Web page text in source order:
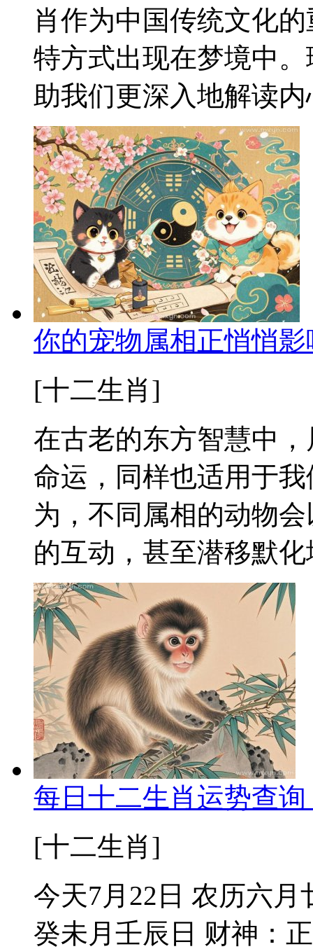
肖作为中国传统文化
特方式出现在梦境中
助我们更深入地解读
你的宠物属相正悄悄
[十二生肖]
在古老的东方智慧中
命运，同样也适用于
为，不同属相的动物
的互动，甚至潜移默
每日十二生肖运势查
[十二生肖]
今天7月22日 农历六
癸未月壬辰日 财神：